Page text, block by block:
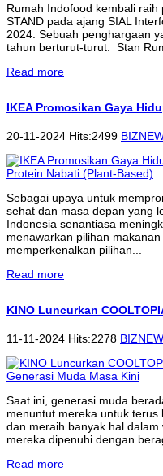
Rumah Indofood kembali raih
STAND pada ajang SIAL
2024. Sebuah penghargaan
tahun berturut-turut. Stan
Read more
IKEA Promosikan Gaya
20-11-2024 Hits:2499
Sebagai upaya untuk
sehat dan masa depan yang
Indonesia senantiasa
menawarkan pilihan
memperkenalkan pilihan...
Read more
KINO Luncurkan
11-11-2024 Hits:2278
Saat ini, generasi muda
menuntut mereka untuk terus
dan meraih banyak hal dalam
mereka dipenuhi dengan
Read more